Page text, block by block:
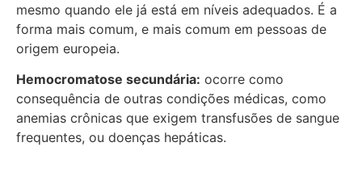
mesmo quando ele já está em níveis adequados. É a
forma mais comum, e mais comum em pessoas de
origem europeia.
Hemocromatose secundária: ocorre como
consequência de outras condições médicas, como
anemias crônicas que exigem transfusões de sangue
frequentes, ou doenças hepáticas.